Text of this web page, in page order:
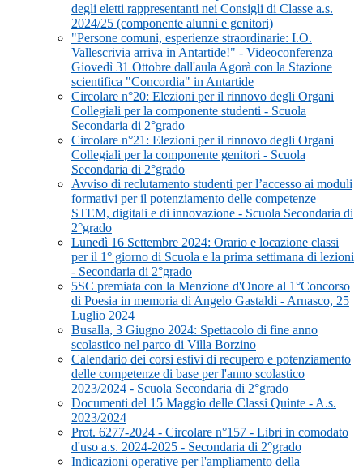
degli eletti rappresentanti nei Consigli di Classe a.s.
2024/25 (componente alunni e genitori)
"Persone comuni, esperienze straordinarie: I.O.
Vallescrivia arriva in Antartide!" - Videoconferenza
Giovedì 31 Ottobre dall'aula Agorà con la Stazione
scientifica "Concordia" in Antartide
Circolare n°20: Elezioni per il rinnovo degli Organi
Collegiali per la componente studenti - Scuola
Secondaria di 2°grado
Circolare n°21: Elezioni per il rinnovo degli Organi
Collegiali per la componente genitori - Scuola
Secondaria di 2°grado
Avviso di reclutamento studenti per l’accesso ai moduli
formativi per il potenziamento delle competenze
STEM, digitali e di innovazione - Scuola Secondaria di
2°grado
Lunedì 16 Settembre 2024: Orario e locazione classi
per il 1° giorno di Scuola e la prima settimana di lezioni
- Secondaria di 2°grado
5SC premiata con la Menzione d'Onore al 1°Concorso
di Poesia in memoria di Angelo Gastaldi - Arnasco, 25
Luglio 2024
Busalla, 3 Giugno 2024: Spettacolo di fine anno
scolastico nel parco di Villa Borzino
Calendario dei corsi estivi di recupero e potenziamento
delle competenze di base per l'anno scolastico
2023/2024 - Scuola Secondaria di 2°grado
Documenti del 15 Maggio delle Classi Quinte - A.s.
2023/2024
Prot. 6277-2024 - Circolare n°157 - Libri in comodato
d'uso a.s. 2024-2025 - Secondaria di 2°grado
Indicazioni operative per l'ampliamento della